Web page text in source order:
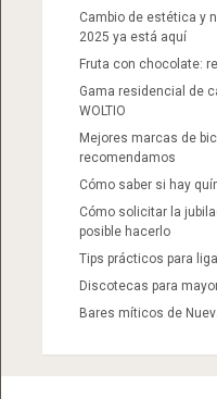
Cambio de estética y
2025 ya está aquí
Fruta con chocolate:
Gama residencial de
WOLTIO
Mejores marcas de
recomendamos
Cómo saber si hay
Cómo solicitar la
posible hacerlo
Tips prácticos para
Discotecas para
Bares míticos de